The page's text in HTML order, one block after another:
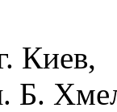
Киев,
Б.